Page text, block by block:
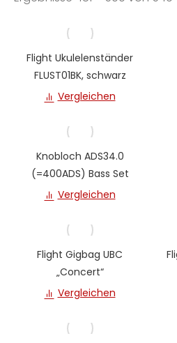
Flight Ukulelenständer
FLUST01BK, schwarz
Vergleichen
Knobloch ADS34.0
(=400ADS) Bass Set
Vergleichen
Flight Gigbag UBC
„Concert“
Vergleichen